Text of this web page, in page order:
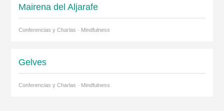
Mairena del Aljarafe
Conferencias y Charlas · Mindfulness
Gelves
Conferencias y Charlas · Mindfulness